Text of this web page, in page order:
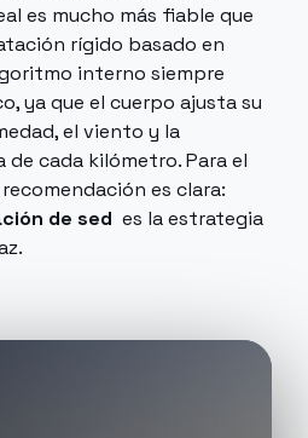
es mucho más fiable que
rígido basado en
interno siempre
ya que el cuerpo ajusta su
el viento y la
cada kilómetro. Para el
es clara:
de sed es la estrategia